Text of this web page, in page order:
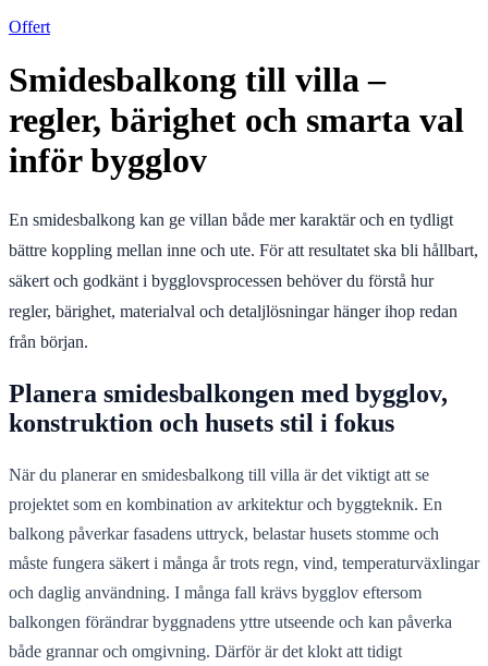
Offert
Smidesbalkong till villa –
regler, bärighet och smarta val
inför bygglov
En smidesbalkong kan ge villan både mer karaktär och en tydligt
bättre koppling mellan inne och ute. För att resultatet ska bli hållbart,
säkert och godkänt i bygglovsprocessen behöver du förstå hur
regler, bärighet, materialval och detaljlösningar hänger ihop redan
från början.
Planera smidesbalkongen med bygglov,
konstruktion och husets stil i fokus
När du planerar en smidesbalkong till villa är det viktigt att se
projektet som en kombination av arkitektur och byggteknik. En
balkong påverkar fasadens uttryck, belastar husets stomme och
måste fungera säkert i många år trots regn, vind, temperaturväxlingar
och daglig användning. I många fall krävs bygglov eftersom
balkongen förändrar byggnadens yttre utseende och kan påverka
både grannar och omgivning. Därför är det klokt att tidigt